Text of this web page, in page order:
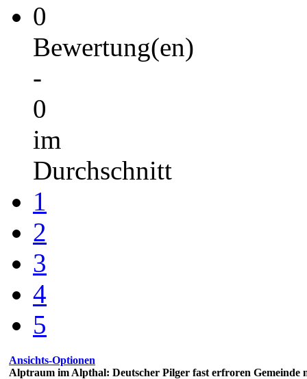
0
Bewertung(en)
-
0
im
Durchschnitt
1
2
3
4
5
Ansichts-Optionen
Alptraum im Alpthal: Deutscher Pilger fast erfroren Gemeinde